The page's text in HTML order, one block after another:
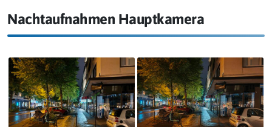
Nachtaufnahmen Hauptkamera